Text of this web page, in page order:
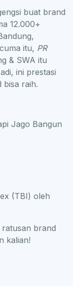
buat brand
12.000+
itu, PR
& SWA itu
ini prestasi
bisa raih.
Jago Bangun
(TBI) oleh
brand
kalian!